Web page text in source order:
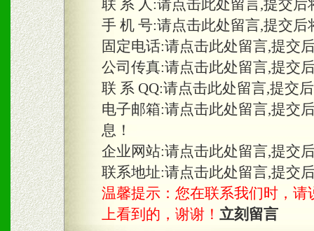
联 系 人:请点击此处留言,提交
手 机 号:请点击此处留言,提交
固定电话:请点击此处留言,提交
公司传真:请点击此处留言,提交
联 系 QQ:请点击此处留言,提交
电子邮箱:请点击此处留言,提交
息！
企业网站:请点击此处留言,提交
联系地址:请点击此处留言,提交
温馨提示：您在联系我们时，请
上看到的，谢谢！ 立刻留言